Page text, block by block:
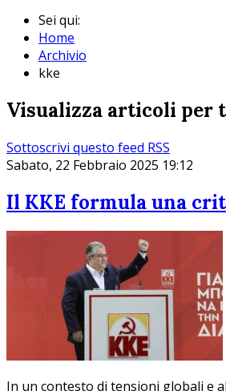
Sei qui:
Home
Archivio
kke
Visualizza articoli per
Sottoscrivi questo feed RSS
Sabato, 22 Febbraio 2025 19:12
Il KKE formula una
In un contesto di tensioni globali e